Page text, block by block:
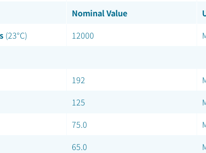
Nominal Value
(23°C) 12000
192
125
75.0
65.0